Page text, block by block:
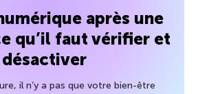
après une
qu’il faut vérifier et
désactiver
il n’y a pas que votre bien-être